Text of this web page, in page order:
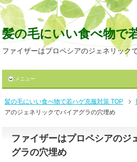
髪の毛にいい食べ物で
ファイザーはプロペシアのジェネリック
メニュー
髪の毛にいい食べ物で若ハゲ克服対策 TOP
アのジェネリックでバイアグラの穴埋め
ファイザーはプロペシアのジ
グラの穴埋め